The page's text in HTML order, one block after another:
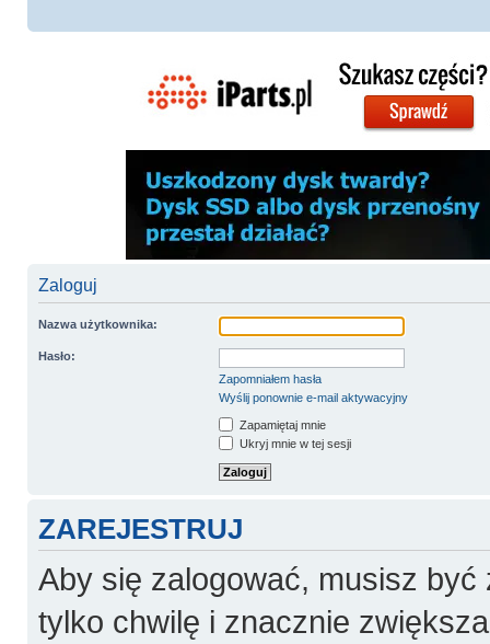
Zaloguj
Nazwa użytkownika:
Hasło:
Zapomniałem hasła
Wyślij ponownie e-mail aktywacyjny
Zapamiętaj mnie
Ukryj mnie w tej sesji
ZAREJESTRUJ
Aby się zalogować, musisz
tylko chwilę i znacznie